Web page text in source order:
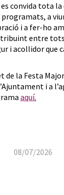
convida tota
a
i a fer-ho
entre
i acollidor que
de la Festa
i a
aquí.
08/07/2026